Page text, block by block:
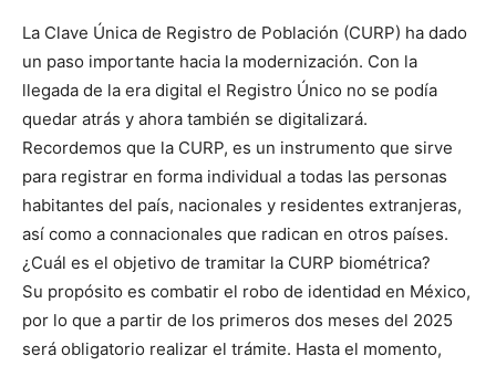
La Clave Única de Registro de Población (CURP) ha dado
un paso importante hacia la modernización. Con la
llegada de la era digital el Registro Único no se podía
quedar atrás y ahora también se digitalizará.
Recordemos que la CURP, es un instrumento que sirve
para registrar en forma individual a todas las personas
habitantes del país, nacionales y residentes extranjeras,
así como a connacionales que radican en otros países.
¿Cuál es el objetivo de tramitar la CURP biométrica?
Su propósito es combatir el robo de identidad en México,
por lo que a partir de los primeros dos meses del 2025
será obligatorio realizar el trámite. Hasta el momento,